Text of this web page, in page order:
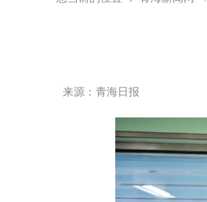
来源：青海日报